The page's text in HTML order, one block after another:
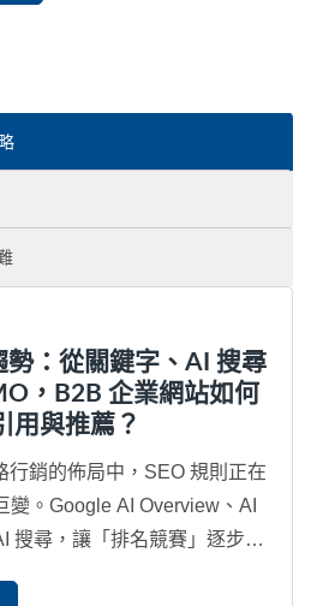
勢：從關鍵字、AI 搜尋
，B2B 企業網站如何
用與推薦？
行銷的佈局中，SEO 規則正在
變。Google AI Overview、AI
搜尋，讓「排名競賽」逐步演